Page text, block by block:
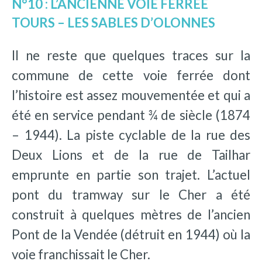
N°10 : L’ANCIENNE VOIE FERRÉE
TOURS – LES SABLES D’OLONNES
Il ne reste que quelques traces sur la
commune de cette voie ferrée dont
l’histoire est assez mouvementée et qui a
été en service pendant ¾ de siècle (1874
– 1944). La piste cyclable de la rue des
Deux Lions et de la rue de Tailhar
emprunte en partie son trajet. L’actuel
pont du tramway sur le Cher a été
construit à quelques mètres de l’ancien
Pont de la Vendée (détruit en 1944) où la
voie franchissait le Cher.